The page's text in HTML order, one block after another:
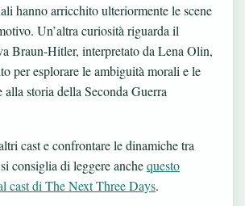
hanno arricchito ulteriormente le scene
Un’altra curiosità riguarda il
Braun-Hitler, interpretato da Lena Olin,
per esplorare le ambiguità morali e le
alla storia della Seconda Guerra
cast e confrontare le dinamiche tra
consiglia di leggere anchequesto
cast di The Next Three Days.